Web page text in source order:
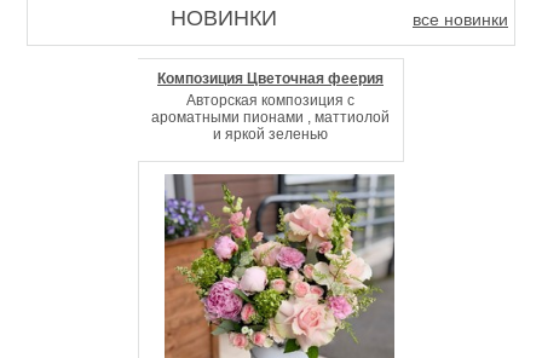
все новинки
НОВИНКИ
Композиция Цветочная феерия
Авторская композиция с
ароматными пионами , маттиолой
и яркой зеленью